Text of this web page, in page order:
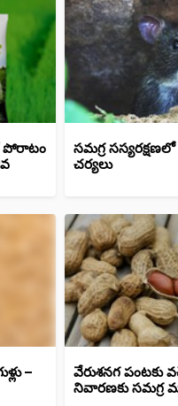
పోరాటం
సమగ్ర
చర్యలు
–
వేరుశనగ పంటకు
నివారణకు సమగ్ర